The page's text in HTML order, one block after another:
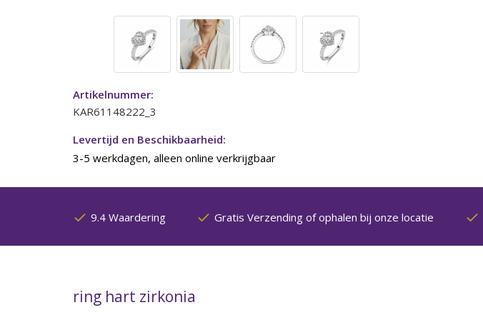
Artikelnummer:
KAR61148222_3
Levertijd en Beschikbaarheid:
3-5 werkdagen, alleen online verkrijgbaar
9.4 Waardering Gratis Verzending of ophalen bij onze locatie
ring hart zirkonia